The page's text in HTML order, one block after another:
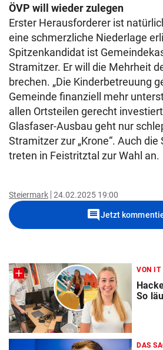
ÖVP will wieder zulegen
Erster Herausforderer ist
eine schmerzliche Niederlage
Spitzenkandidat ist
Stramitzer. Er will die Mehrheit
brechen. „Die Kinderbetreuung
Gemeinde finanziell mehr
allen Ortsteilen gerecht
Glasfaser-Ausbau geht nur
Stramitzer zur „Krone“. Auch die
treten in Feistritztal zur Wahl an.
Steiermark 24.02.2025 19:00
commentJetzt
VON IT
So
DAS